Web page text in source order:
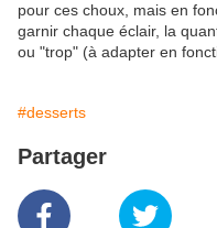
pour ces choux, mais en
garnir chaque éclair, la
ou "trop" (à adapter en
#desserts
Partager